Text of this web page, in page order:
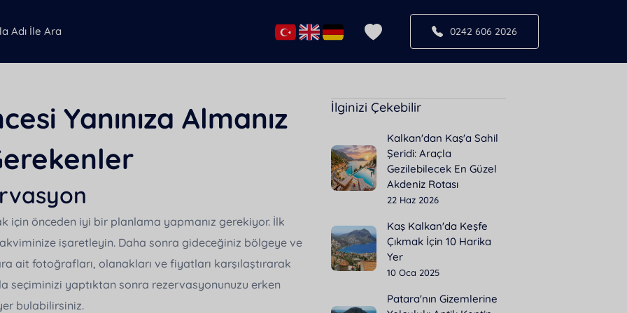
0242 606 2026
Yanınıza Almanız
için önceden iyi bir planlama yapmanız gerekiyor. İlk
işaretleyin. Daha sonra gideceğiniz bölgeye ve
ait fotoğrafları, olanakları ve fiyatları karşılaştırarak
seçiminizi yaptıktan sonra rezervasyonunuzu erken
bulabilirsiniz.
İlginizi Çekebilir
Kalkan'dan Kaş'a Sahil
Şeridi: Araçla
Gezilebilecek En Güzel
Akdeniz Rotası
22 Haz 2026
Kaş Kalkan'da Keşfe
Çıkmak İçin 10 Harika
Yer
10 Oca 2025
Patara'nın Gizemlerine
Henüz favori villa eklenmedi.